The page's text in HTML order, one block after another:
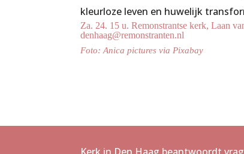
kleurloze leven en huwelijk
Za. 24. 15 u. Remonstrantse kerk, Laan
denhaag@remonstranten.nl
Foto: Anica pictures via Pixabay